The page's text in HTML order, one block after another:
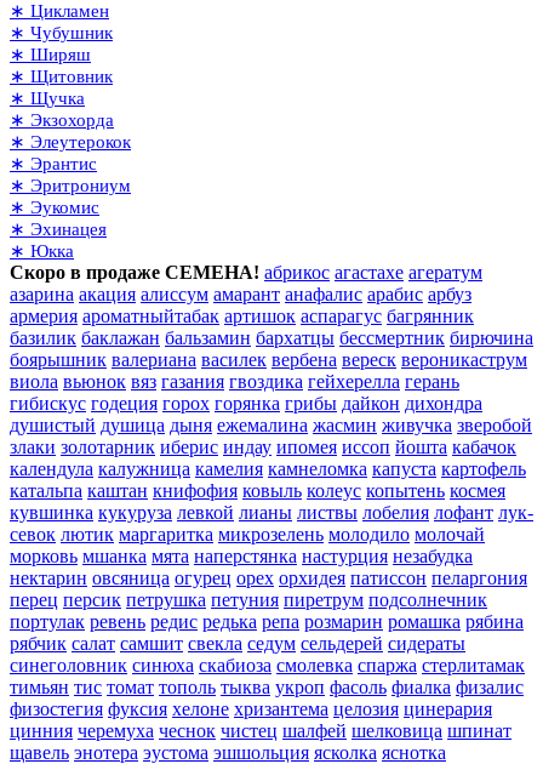
∗ Цикламен
∗ Чубушник
∗ Ширяш
∗ Щитовник
∗ Щучка
∗ Экзохорда
∗ Элеутерокок
∗ Эрантис
∗ Эритрониум
∗ Эукомис
∗ Эхинацея
∗ Юкка
Скоро в продаже СЕМЕНА! абрикос агастахе агератум
азарина акация алиссум амарант анафалис арабис арбуз
армерия ароматныйтабак артишок аспарагус багрянник
базилик баклажан бальзамин бархатцы бессмертник бирючина
боярышник валериана василек вербена вереск вероникаструм
виола вьюнок вяз газания гвоздика гейхерелла герань
гибискус годеция горох горянка грибы дайкон дихондра
душистый душица дыня ежемалина жасмин живучка зверобой
злаки золотарник иберис индау ипомея иссоп йошта кабачок
календула калужница камелия камнеломка капуста картофель
катальпа каштан книфофия ковыль колеус копытень космея
кувшинка кукуруза левкой лианы листвы лобелия лофант лук-
севок лютик маргаритка микрозелень молодило молочай
морковь мшанка мята наперстянка настурция незабудка
нектарин овсяница огурец орех орхидея патиссон пеларгония
перец персик петрушка петуния пиретрум подсолнечник
портулак ревень редис редька репа розмарин ромашка рябина
рябчик салат самшит свекла седум сельдерей сидераты
синеголовник синюха скабиоза смолевка спаржа стерлитамак
тимьян тис томат тополь тыква укроп фасоль фиалка физалис
физостегия фуксия хелоне хризантема целозия цинерария
цинния черемуха чеснок чистец шалфей шелковица шпинат
щавель энотера эустома эшшольция ясколка яснотка